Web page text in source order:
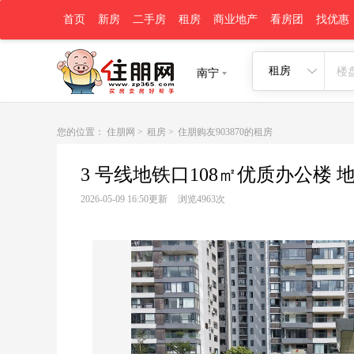
首页 新房 二手房 租房 商业地产 看房团 找优惠
南宁 租房
您的位置： 住朋网 > 租房 > 住朋购友903870的租房
3 号线地铁口108㎡优质办公楼
2026-05-09 16:50更新 浏览4963次